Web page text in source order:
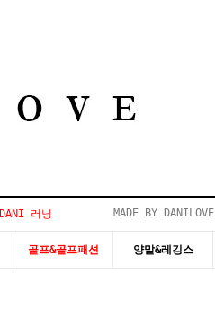
DANI 러닝 MADE BY DANILOVE
골프&골프패션 양말&레깅스